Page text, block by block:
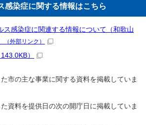
感染症に関する情報はこちら
ス感染症に関連する情報について（和歌山
（外部リンク）
）
市の主な事業に関する資料を掲載していま
資料を提供日の次の開庁日に掲載していま